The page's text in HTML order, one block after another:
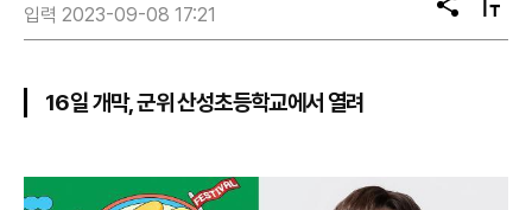
입력 2023-09-08 17:21
공
유
텍
스
16일 개막, 군위 산성초등학교에서 열려